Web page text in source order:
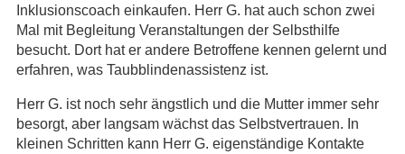
Inklusionscoach einkaufen. Herr G. hat auch schon zwei
Mal mit Begleitung Veranstaltungen der Selbsthilfe
besucht. Dort hat er andere Betroffene kennen gelernt und
erfahren, was Taubblindenassistenz ist.
Herr G. ist noch sehr ängstlich und die Mutter immer sehr
besorgt, aber langsam wächst das Selbstvertrauen. In
kleinen Schritten kann Herr G. eigenständige Kontakte